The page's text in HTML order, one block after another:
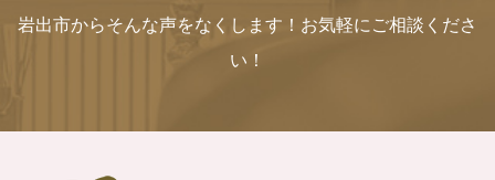
岩出市からそんな声をなくします！お気軽にご相談くださ
い！